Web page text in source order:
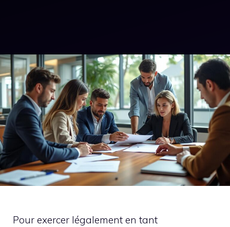
Pour exercer légalement en tant